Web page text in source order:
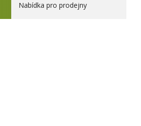
Nabídka pro prodejny